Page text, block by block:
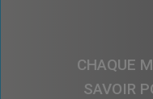
CHAQUE
SAVOIR